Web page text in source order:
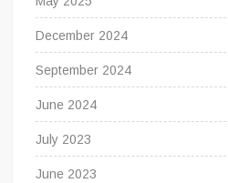
December 2024
September 2024
June 2024
July 2023
June 2023